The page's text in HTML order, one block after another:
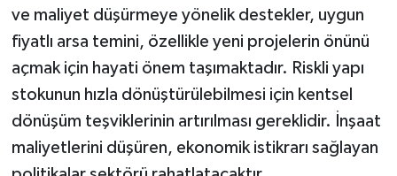
ve maliyet düşürmeye yönelik destekler, uygun
fiyatlı arsa temini, özellikle yeni projelerin önünü
açmak için hayati önem taşımaktadır. Riskli yapı
stokunun hızla dönüştürülebilmesi için kentsel
dönüşüm teşviklerinin artırılması gereklidir. İnşaat
maliyetlerini düşüren, ekonomik istikrarı sağlayan